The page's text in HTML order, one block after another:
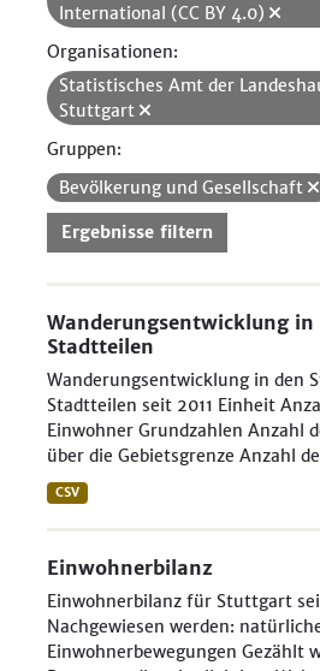
International (CC BY 4.0)
Organisationen:
Statistisches Amt der
Stuttgart
Gruppen:
Bevölkerung und Gesellschaft
Ergebnisse filtern
Wanderungsentwicklung in
Stadtteilen
Wanderungsentwicklung in den
Stadtteilen seit 2011 Einheit
Einwohner Grundzahlen Anzahl
über die Gebietsgrenze Anzahl
CSV
Einwohnerbilanz
Einwohnerbilanz für Stuttgart
Nachgewiesen werden:
Einwohnerbewegungen Gezählt